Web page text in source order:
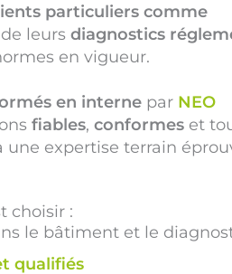
particuliers comme
leurs diagnostics
en vigueur.
en interne par NEO
fiables, conformes et
une expertise terrain
choisir :
le bâtiment et le
qualifiés